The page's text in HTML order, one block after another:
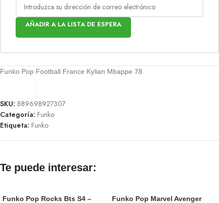
AÑADIR A LA LISTA DE ESPERA
Funko Pop Football France Kylian Mbappe 78
SKU: 889698927307
Categoría: Funko
Etiqueta: Funko
Te puede interesar:
Funko Pop Rocks Bts S4 –
Funko Pop Marvel Avenger